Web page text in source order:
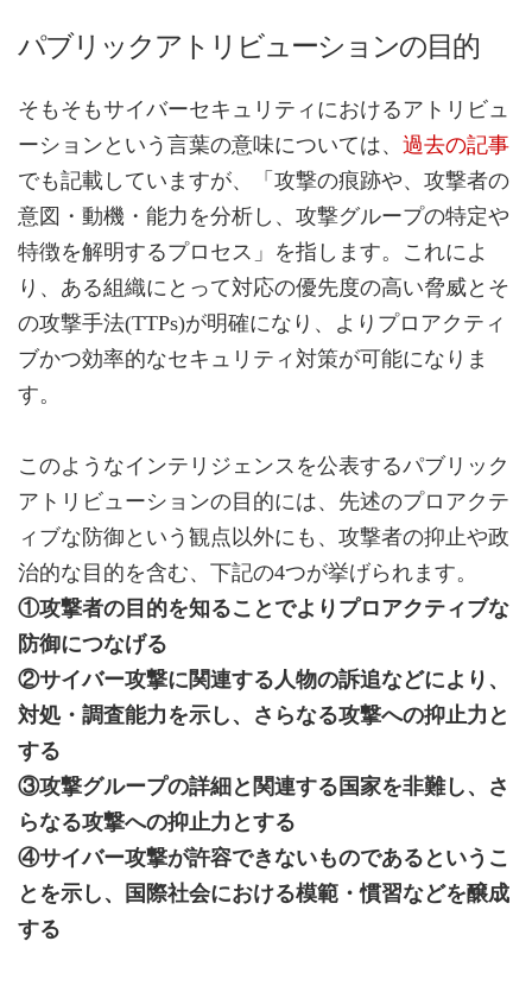
パブリックアトリビューションの目的
そもそもサイバーセキュリティにおけるアトリビュ
ーションという言葉の意味については、 過去の記事
でも記載していますが、「攻撃の痕跡や、攻撃者の
意図・動機・能力を分析し、攻撃グループの特定や
特徴を解明するプロセス」を指します。これによ
り、ある組織にとって対応の優先度の高い脅威とそ
の攻撃手法(TTPs)が明確になり、よりプロアクティ
ブかつ効率的なセキュリティ対策が可能になりま
す。
このようなインテリジェンスを公表するパブリック
アトリビューションの目的には、先述のプロアクテ
ィブな防御という観点以外にも、攻撃者の抑止や政
治的な目的を含む、下記の4つが挙げられます。
①攻撃者の目的を知ることでよりプロアクティブな
防御につなげる
②サイバー攻撃に関連する人物の訴追などにより、
対処・調査能力を示し、さらなる攻撃への抑止力と
する
③攻撃グループの詳細と関連する国家を非難し、さ
らなる攻撃への抑止力とする
④サイバー攻撃が許容できないものであるというこ
とを示し、国際社会における模範・慣習などを醸成
する